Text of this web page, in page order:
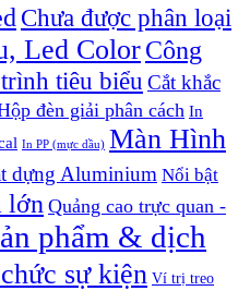
Chưa được phân loại
Led ColorCông
tiêu biểu Cắt khắc
đèn giải phân cách In
In PP (mực dầu) Màn Hình
dựng Aluminium Nổi bật
lớn Quảng cao trực quan -
phẩm & dịch
sự kiện Ví trị treo